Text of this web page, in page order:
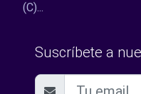
(C)...
Suscríbete a